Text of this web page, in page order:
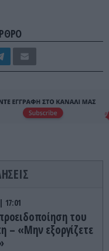
17:01
του
– «Μην εξοργίζετε